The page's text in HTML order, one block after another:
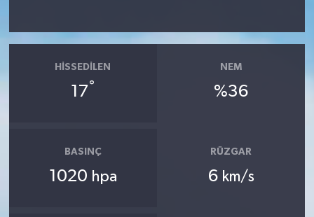
HISSEDILEN
17°
NEM
%36
BASINÇ
1020 hpa
RÜZGAR
6 km/s